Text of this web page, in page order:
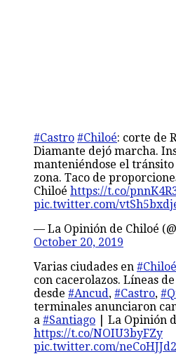
#Castro #Chiloé: corte de
Diamante dejó marcha.
manteniéndose el
zona. Taco de
Chiloé https://t.co/
pic.twitter.com/
— La Opinión de Chiloé
October 20, 2019
Varias ciudades en #Chiloé
con cacerolazos. Líneas
desde #Ancud, #Castro,
terminales anunciaron
a #Santiago | La Opinión
https://t.co/NOIU3byFZy
pic.twitter.com/